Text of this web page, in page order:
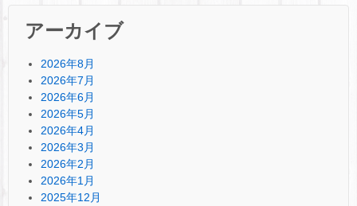
アーカイブ
2026年8月
2026年7月
2026年6月
2026年5月
2026年4月
2026年3月
2026年2月
2026年1月
2025年12月